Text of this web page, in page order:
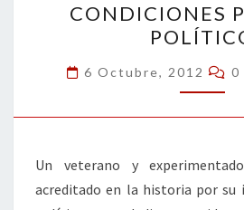
PARA
SER
CONDICIONES
6 Octubre, 2012 0
Un veterano y
acreditado en la historia por su